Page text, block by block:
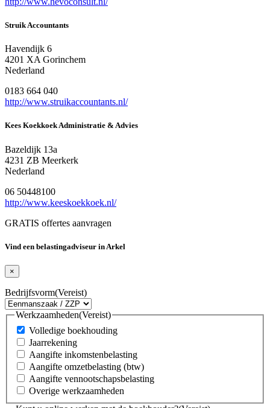
Struik Accountants
Havendijk 6
4201 XA Gorinchem
Nederland
0183 664 040
http://www.struikaccountants.nl/
Kees Koekkoek Administratie & Advies
Bazeldijk 13a
4231 ZB Meerkerk
Nederland
06 50448100
http://www.keeskoekkoek.nl/
GRATIS offertes aanvragen
Vind een belastingadviseur in Arkel
×
Bedrijfsvorm(Vereist)
Werkzaamheden(Vereist)
Volledige boekhouding
Jaarrekening
Aangifte inkomstenbelasting
Aangifte omzetbelasting (btw)
Aangifte vennootschapsbelasting
Overige werkzaamheden